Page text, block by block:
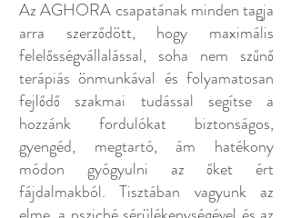
Az AGHORA csapatának minden tagja
arra szerződött, hogy maximális
felelősségvállalással, soha nem szűnő
terápiás önmunkával és folyamatosan
fejlődő szakmai tudással segítse a
hozzánk fordulókat biztonságos,
gyengéd, megtartó, ám hatékony
módon gyógyulni az őket ért
fájdalmakból. Tisztában vagyunk az